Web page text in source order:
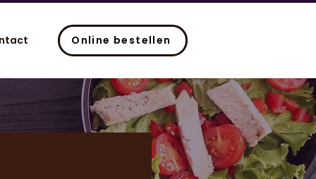
Online bestellen